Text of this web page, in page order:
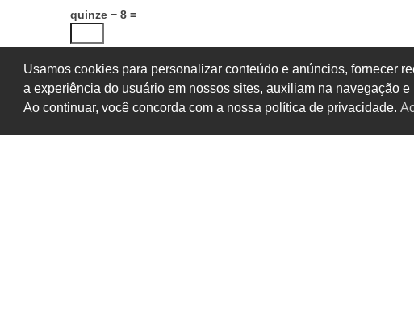
quinze − 8 =
Usamos cookies para personalizar conteúdo e anúncios, fornecer
a experiência do usuário em nossos sites, auxiliam na navegação
Ao continuar, você concorda com a nossa política de privacidade.